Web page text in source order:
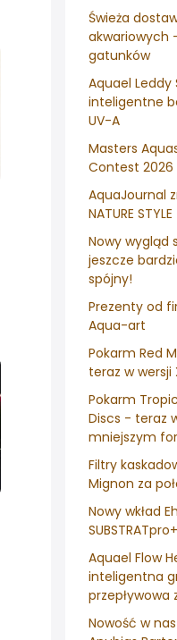
Świeża
akwariowych
gatunków
Aquael Leddy
inteligentne
UV-A
Masters
Contest 2026
AquaJournal
NATURE STYLE
Nowy wygląd
jeszcze
spójny!
Prezenty od
Aqua-art
Pokarm Red
teraz w wersji
Pokarm
Discs - teraz
mniejszym
Filtry
Mignon za
Nowy wkład
Aquael Flow
inteligentna
przepływowa
Nowość w